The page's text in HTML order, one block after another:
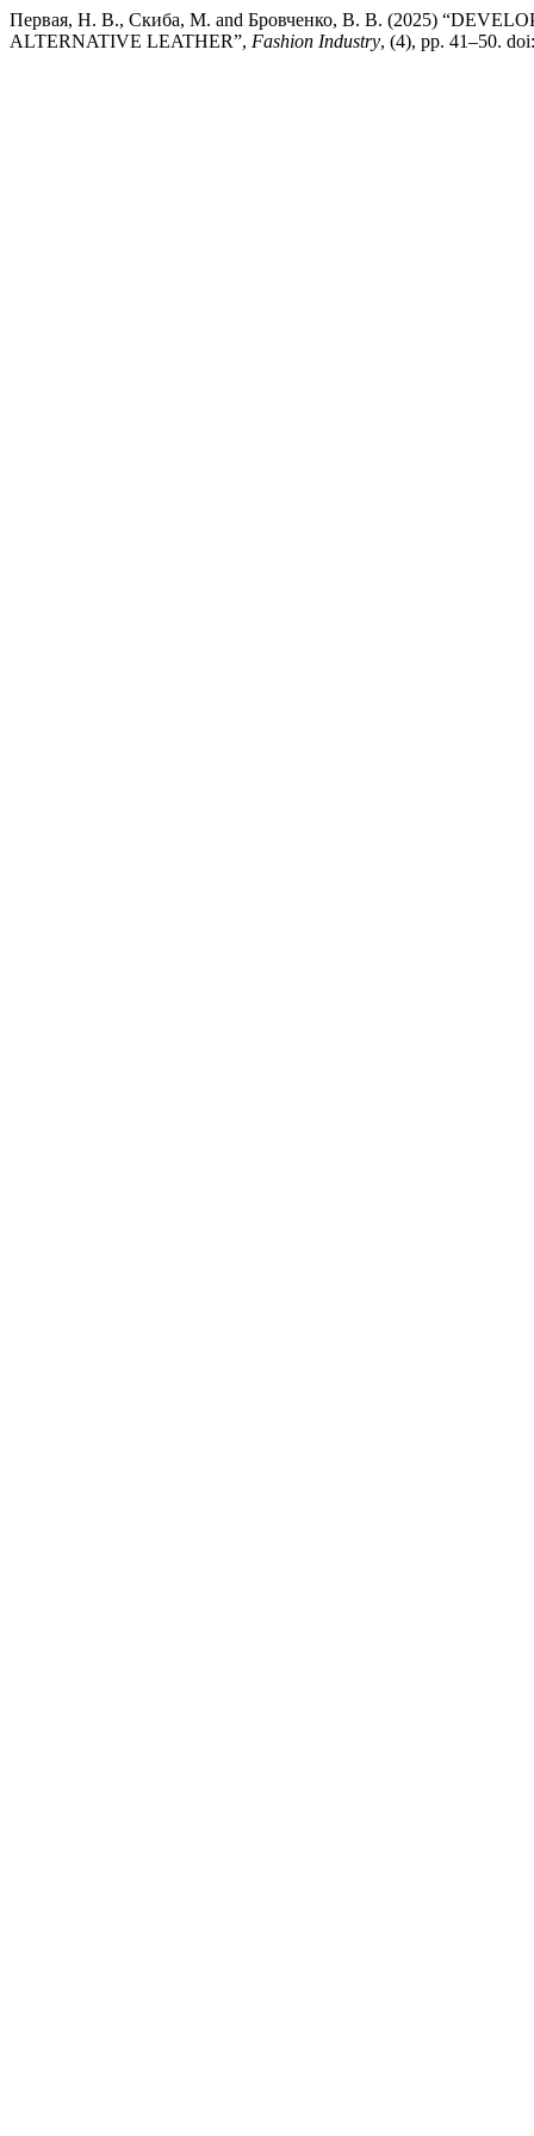
Первая, Н. В., Скиба, М. and Бровченко, В. В. (2025)
ALTERNATIVE LEATHER”, Fashion Industry, (4), pp. 41–50.